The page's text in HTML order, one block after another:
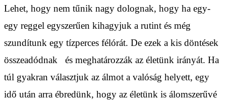
Lehet, hogy nem tűnik nagy dolognak, hogy ha egy-
egy reggel egyszerűen kihagyjuk a rutint és még
szundítunk egy tízperces félórát. De ezek a kis döntések
összeadódnak és meghatározzák az életünk irányát. Ha
túl gyakran választjuk az álmot a valóság helyett, egy
idő után arra ébredünk, hogy az életünk is álomszerűvé